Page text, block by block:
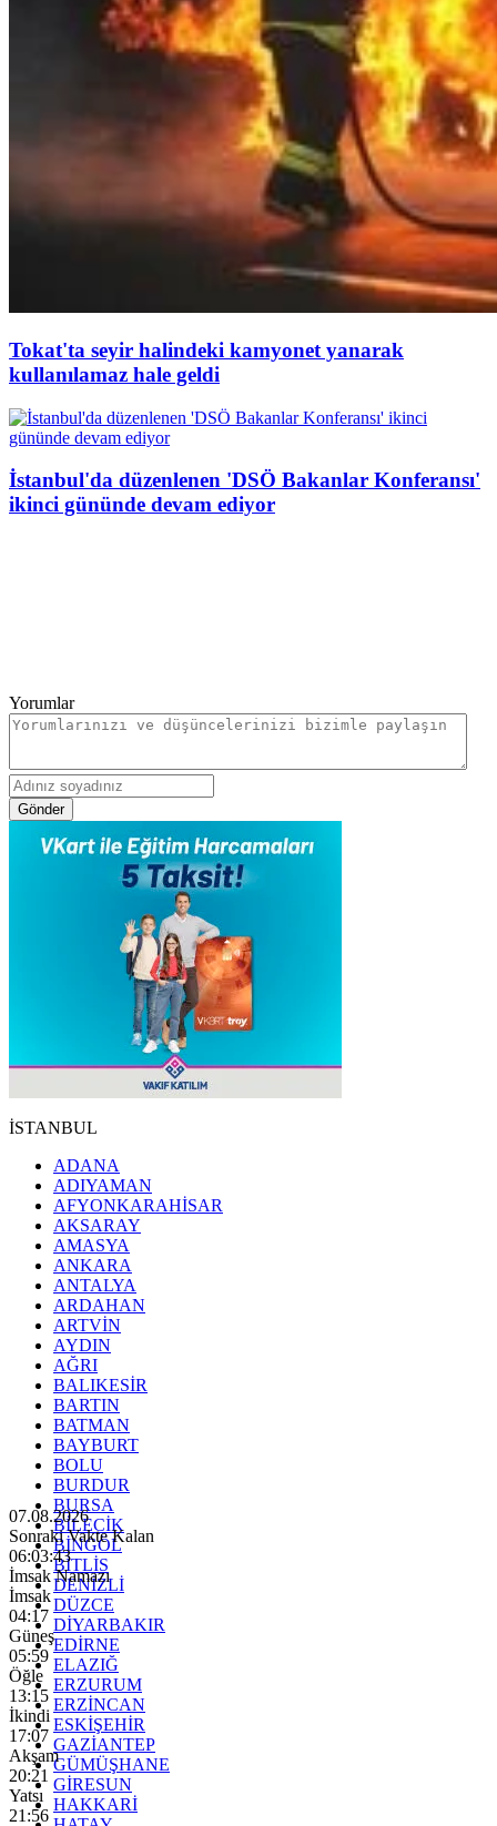
Tokat'ta seyir halindeki kamyonet yanarak
kullanılamaz hale geldi
İstanbul'da düzenlenen 'DSÖ Bakanlar Konferansı'
ikinci gününde devam ediyor
Yorumlar
Gönder
İSTANBUL
ADANA
ADIYAMAN
AFYONKARAHİSAR
AKSARAY
AMASYA
ANKARA
ANTALYA
ARDAHAN
ARTVİN
AYDIN
AĞRI
BALIKESİR
BARTIN
BATMAN
BAYBURT
BOLU
BURDUR
BURSA
BİLECİK
BİNGÖL
BİTLİS
DENİZLİ
DÜZCE
DİYARBAKIR
EDİRNE
ELAZIĞ
ERZURUM
ERZİNCAN
ESKİŞEHİR
GAZİANTEP
GÜMÜŞHANE
GİRESUN
HAKKARİ
07.08.2026
Sonraki Vakte Kalan
06:03:41
İmsak Namazı
İmsak
04:17
Güneş
05:59
Öğle
13:15
İkindi
17:07
Akşam
20:21
Yatsı
21:56